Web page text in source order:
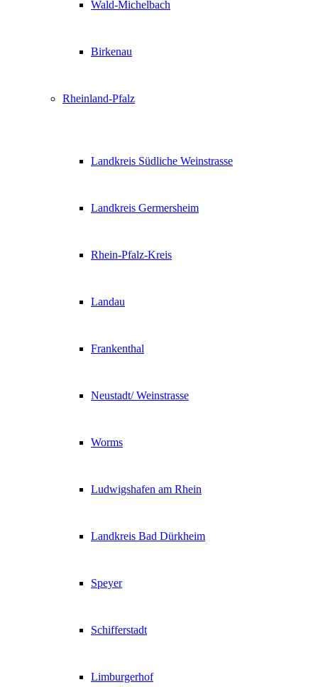
Wald-Michelbach
Birkenau
Rheinland-Pfalz
Landkreis Südliche Weinstrasse
Landkreis Germersheim
Rhein-Pfalz-Kreis
Landau
Frankenthal
Neustadt/ Weinstrasse
Worms
Ludwigshafen am Rhein
Landkreis Bad Dürkheim
Speyer
Schifferstadt
Limburgerhof